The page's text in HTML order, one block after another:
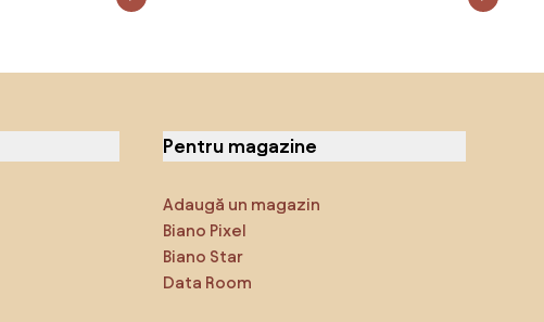
Pentru magazine
Adaugă un magazin
Biano Pixel
Biano Star
Data Room